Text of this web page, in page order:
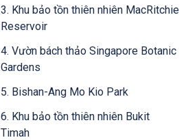
3. Khu bảo tồn thiên nhiên MacRitchie
Reservoir
4. Vườn bách thảo Singapore Botanic
Gardens
5. Bishan-Ang Mo Kio Park
6. Khu bảo tồn thiên nhiên Bukit
Timah